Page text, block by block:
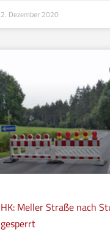
2. Dezember 2020
HK: Meller Straße nach
gesperrt